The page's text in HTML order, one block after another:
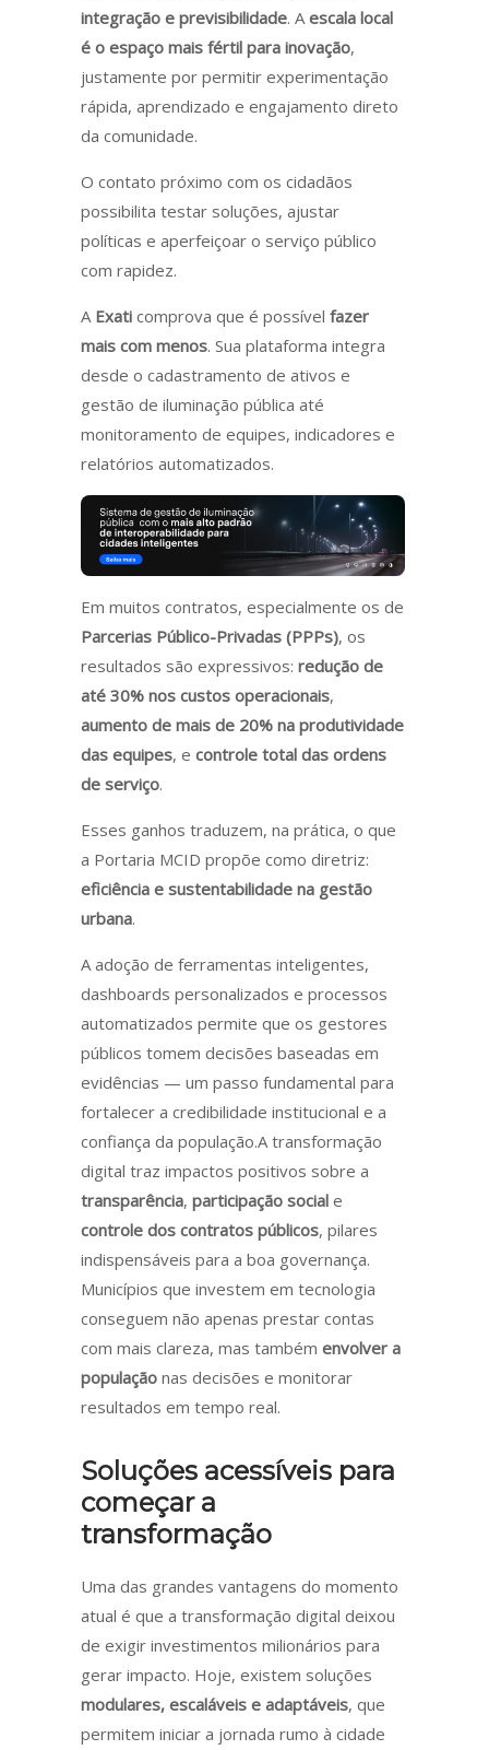
integração e previsibilidade. A escala local
é o espaço mais fértil para inovação,
justamente por permitir experimentação
rápida, aprendizado e engajamento direto
da comunidade.
O contato próximo com os cidadãos
possibilita testar soluções, ajustar
políticas e aperfeiçoar o serviço público
com rapidez.
A Exati comprova que é possível fazer
mais com menos. Sua plataforma integra
desde o cadastramento de ativos e
gestão de iluminação pública até
monitoramento de equipes, indicadores e
relatórios automatizados.
Em muitos contratos, especialmente os de
Parcerias Público-Privadas (PPPs), os
resultados são expressivos: redução de
até 30% nos custos operacionais,
aumento de mais de 20% na produtividade
das equipes, e controle total das ordens
de serviço.
Esses ganhos traduzem, na prática, o que
a Portaria MCID propõe como diretriz:
eficiência e sustentabilidade na gestão
urbana.
A adoção de ferramentas inteligentes,
dashboards personalizados e processos
automatizados permite que os gestores
públicos tomem decisões baseadas em
evidências — um passo fundamental para
fortalecer a credibilidade institucional e a
confiança da população.A transformação
digital traz impactos positivos sobre a
transparência, participação social e
controle dos contratos públicos, pilares
indispensáveis para a boa governança.
Municípios que investem em tecnologia
conseguem não apenas prestar contas
com mais clareza, mas também envolver a
população nas decisões e monitorar
resultados em tempo real.
Soluções acessíveis para
começar a
transformação
Uma das grandes vantagens do momento
atual é que a transformação digital deixou
de exigir investimentos milionários para
gerar impacto. Hoje, existem soluções
modulares, escaláveis e adaptáveis, que
permitem iniciar a jornada rumo à cidade